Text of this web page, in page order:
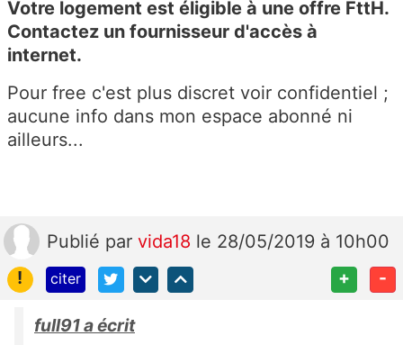
Votre logement est éligible à une offre FttH.
Contactez un fournisseur d'accès à
internet.
Pour free c'est plus discret voir confidentiel ;
aucune info dans mon espace abonné ni
ailleurs...
Publié par vida18 le 28/05/2019 à 10h00
!
citer + -
full91 a écrit